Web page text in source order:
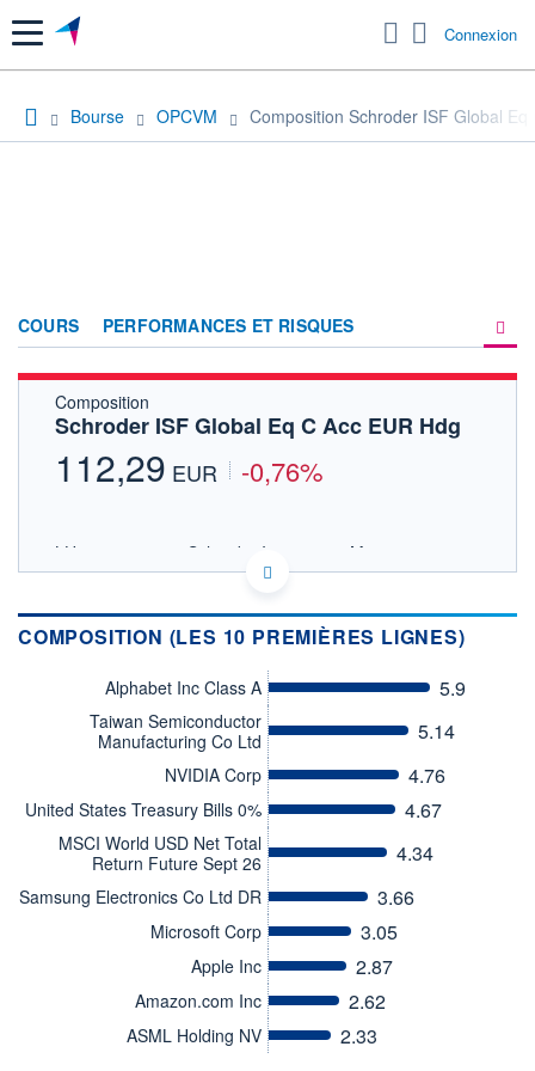
Menu Connexion
Bourse OPCVM Composition Schroder ISF Global Eq
COURS PERFORMANCES ET RISQUES
Composition
Schroder ISF Global Eq C Acc EUR Hdg
112,29 EUR -0,76%
LU3295615002 - Schroder Investment Management
(Europe) S.A.
Consulter le prospectus / DIC
05/06 08/07
CATÉGORIE MORNINGSTAR
FONDS PARTENAIRES
TARIFS PRIVILÉGIÉS 0%
PEA-PME BOURSOVIE LUX
BOURSOVIE
CTO BUSINESS
COMPOSITION (LES 10 PREMIÈRES LIGNES)
Alphabet Inc Class A 5.9
Taiwan Semiconductor
Manufacturing Co Ltd
5.14
NVIDIA Corp 4.76
United States Treasury Bills 0% 4.67
MSCI World USD Net Total
Return Future Sept 26
4.34
Samsung Electronics Co Ltd DR 3.66
Microsoft Corp 3.05
Apple Inc 2.87
Amazon.com Inc 2.62
ASML Holding NV 2.33